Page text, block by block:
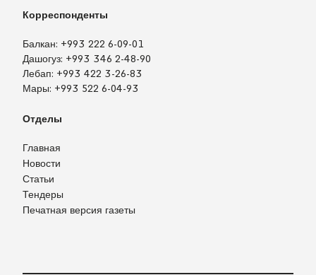
Корреспонденты
Балкан: +993 222 6-09-01
Дашогуз: +993 346 2-48-90
Лебап: +993 422 3-26-83
Мары: +993 522 6-04-93
Отделы
Главная
Новости
Статьи
Тендеры
Печатная версия газеты